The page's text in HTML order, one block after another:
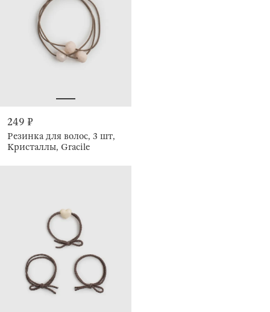
249 ₽
Резинка для волос, 3 шт,
Кристаллы, Gracile